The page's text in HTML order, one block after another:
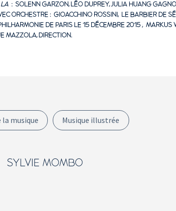
LA: SOLENN GARZON, LÉO DUPREY, JULIA HUANG
ORCHESTRE : GIOACCHINO ROSSINI, LE BARBIER DE
DE PARIS LE 15 DÉCEMBRE 2015 ; MARKUS
MAZZOLA, DIRECTION.
la musique Musique illustrée
SYLVIE MOMBO